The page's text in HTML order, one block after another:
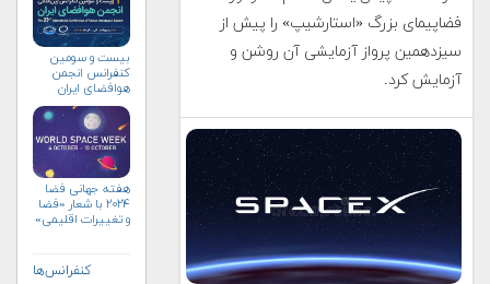
فضاپیمای بزرگ «استارشیپ» را پیش از
سیزدهمین پرواز آزمایشی آن روشن و
آزمایش کرد.
بیست و سومین
کنفرانس انجمن
هوافضای ايران
هفته جهانی فضا
۲۰۲۴ با شعار «فضا
و تغییرات اقلیمی»
کنفرانس‌ها